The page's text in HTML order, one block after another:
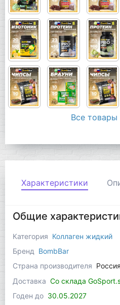
Все товары
Характеристики
Общие
Категория Коллаген жидкий
Бренд
BombBar
Страна производителя Россия
Доставка Со склада
Годен до 30.05.2027